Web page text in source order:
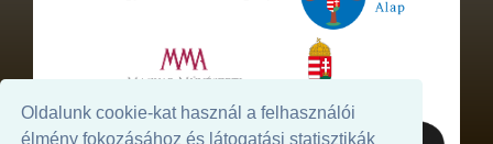
Oldalunk cookie-kat használ a felhasználói
élmény fokozásához és látogatási statisztikák